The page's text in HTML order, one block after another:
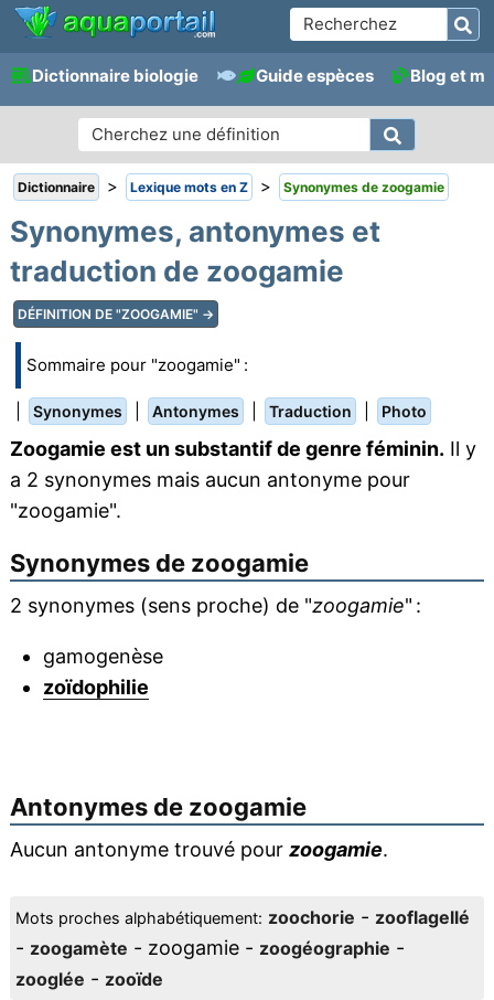
Dictionnaire biologie Guide espèces Blog et
Dictionnaire > Lexique mots en Z > Synonymes de zoogamie
Synonymes, antonymes et
traduction de zoogamie
DÉFINITION DE "ZOOGAMIE" →
Sommaire pour "zoogamie" :
Synonymes Antonymes Traduction Photo
Zoogamie est un substantif de genre féminin. Il y
a 2 synonymes mais aucun antonyme pour
"zoogamie".
Synonymes de zoogamie
2 synonymes (sens proche) de "zoogamie" :
gamogenèse
zoïdophilie
Antonymes de zoogamie
Aucun antonyme trouvé pour zoogamie.
Mots proches alphabétiquement: zoochorie - zooflagellé
- zoogamète - zoogamie - zoogéographie -
zooglée - zooïde